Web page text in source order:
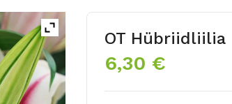
OT Hübriidliilia
6,30 €